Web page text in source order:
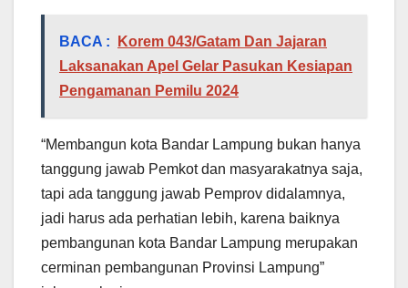
BACA :
Korem 043/Gatam Dan Jajaran
Laksanakan Apel Gelar Pasukan Kesiapan
Pengamanan Pemilu 2024
“Membangun kota Bandar Lampung bukan hanya
tanggung jawab Pemkot dan masyarakatnya saja,
tapi ada tanggung jawab Pemprov didalamnya,
jadi harus ada perhatian lebih, karena baiknya
pembangunan kota Bandar Lampung merupakan
cerminan pembangunan Provinsi Lampung”